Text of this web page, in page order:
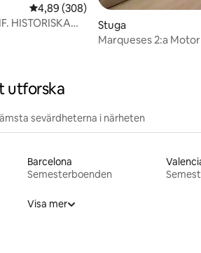
4,89 av 5 i genomsnittligt betyg,
4,89 (308)
HISTORISKA
Stuga
Marqueses 2:a
utforska
sevärdheterna i närheten
Barcelona
Semesterboenden
Visa mer